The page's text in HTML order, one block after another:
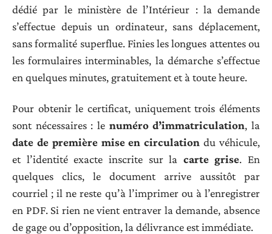
dédié par le ministère de l’Intérieur : la demande
s’effectue depuis un ordinateur, sans déplacement,
sans formalité superflue. Finies les longues attentes ou
les formulaires interminables, la démarche s’effectue
en quelques minutes, gratuitement et à toute heure.
Pour obtenir le certificat, uniquement trois éléments
sont nécessaires : le numéro d’immatriculation, la
date de première mise en circulation du véhicule,
et l’identité exacte inscrite sur la carte grise. En
quelques clics, le document arrive aussitôt par
courriel ; il ne reste qu’à l’imprimer ou à l’enregistrer
en PDF. Si rien ne vient entraver la demande, absence
de gage ou d’opposition, la délivrance est immédiate.